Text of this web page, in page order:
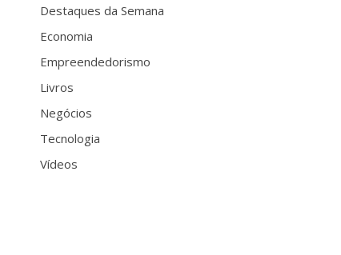
Destaques da Semana
Economia
Empreendedorismo
Livros
Negócios
Tecnologia
Vídeos